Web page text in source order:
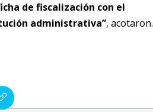
de fiscalización con el
administrativa”, acotaron.